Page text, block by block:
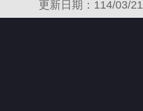
更新日期：114/03/21